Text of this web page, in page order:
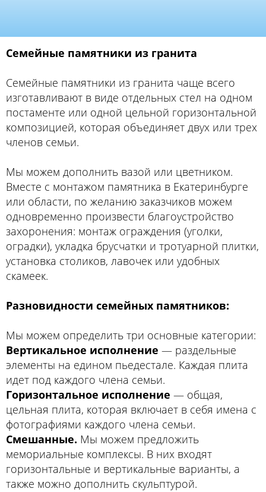
Семейные памятники из гранита
Семейные памятники из гранита чаще всего
изготавливают в виде отдельных стел на одном
постаменте или одной цельной горизонтальной
композицией, которая объединяет двух или трех
членов семьи.
Мы можем дополнить вазой или цветником.
Вместе с монтажом памятника в Екатеринбурге
или области, по желанию заказчиков можем
одновременно произвести благоустройство
захоронения: монтаж ограждения (уголки,
оградки), укладка брусчатки и тротуарной плитки,
установка столиков, лавочек или удобных
скамеек.
Разновидности семейных памятников:
Мы можем определить три основные категории:
Вертикальное исполнение — раздельные
элементы на едином пьедестале. Каждая плита
идет под каждого члена семьи.
Горизонтальное исполнение — общая,
цельная плита, которая включает в себя имена с
фотографиями каждого члена семьи.
Смешанные. Мы можем предложить
мемориальные комплексы. В них входят
горизонтальные и вертикальные варианты, а
также можно дополнить скульптурой.